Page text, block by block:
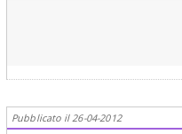
Pubblicato il 26-04-2012